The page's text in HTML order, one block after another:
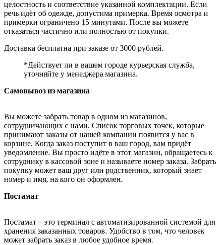
целостность и соответствие указанной комплектации. Если
речь идёт об одежде, допустима примерка. Время осмотра и
примерки ограничено 15 минутами. После вы можете
отказаться частично или полностью от покупки.
Доставка бесплатна при заказе от 3000 рублей.
*Действует ли в вашем городе курьерская служба,
уточняйте у менеджера магазина.
Самовывоз из магазина
Вы можете забрать товар в одном из магазинов,
сотрудничающих с нами. Список торговых точек, которые
принимают заказы от нашей компании появится у вас в
корзине. Когда заказ поступит в ваш город, вам придёт
уведомление. Вы просто идёте в этот магазин, обращаетесь к
сотруднику в кассовой зоне и называете номер заказа. Забрать
покупку может ваш друг или родственник, который знает
номер и имя, на кого он оформлен.
Постамат
Постамат – это терминал с автоматизированной системой для
хранения заказанных товаров. Удобство в том, что человек
может забрать заказ в любое удобное время.